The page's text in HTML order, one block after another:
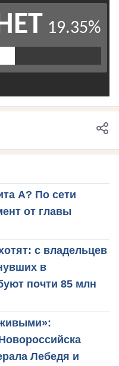
А? По сети
от главы
с владельцев
в
почти 85 млн
Лебедя и